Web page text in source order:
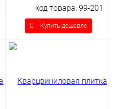
код товара: 99-201
Купить дешевле